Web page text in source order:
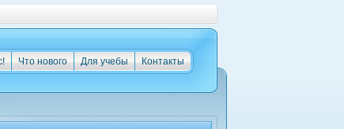
Контакты
Для учебы
Что нового